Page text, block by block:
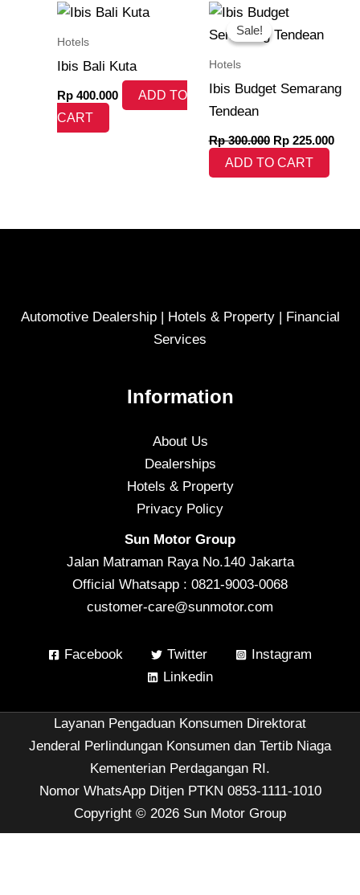
Hotels
Ibis Bali Kuta
Rp 400.000
ADD TO
CART
Sale!
Sale!
Hotels
Ibis Budget Semarang
Tendean
Rp300.000
Original
price
was:
Rp225.000
ADD TO CART
Automotive Dealership | Hotels & Property | Financial
Services
Information
About Us
Dealerships
Hotels & Property
Privacy Policy
Sun Motor Group
Jalan Matraman Raya No.140 Jakarta
Official Whatsapp : 0821-9003-0068
customer-care@sunmotor.com
Facebook Twitter
Instagram
Linkedin
Layanan Pengaduan Konsumen Direktorat
Jenderal Perlindungan Konsumen dan Tertib Niaga
Kementerian Perdagangan RI.
Nomor WhatsApp Ditjen PTKN 0853-1111-1010
Copyright © 2026 Sun Motor Group